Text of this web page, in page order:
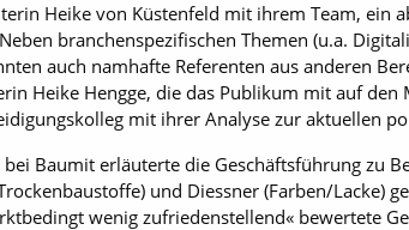
Heike von Küstenfeld mit ihrem Team, ein
branchenspezifischen Themen (u.a.
auch namhafte Referenten aus anderen
Heike Hengge, die das Publikum mit auf
mit ihrer Analyse zur aktuellen
Baumit erläuterte die Geschäftsführung zu
und Diessner (Farben/Lacke)
wenig zufriedenstellend« bewertete